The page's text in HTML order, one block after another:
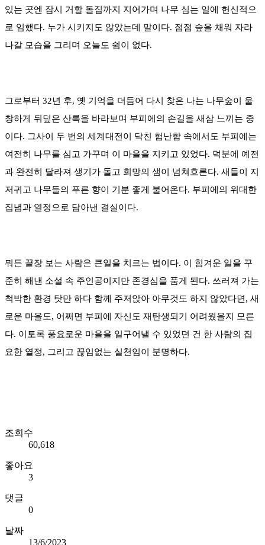
있는 곳엔 잠시 거할 돌집까지 지어가며 나무 심는 일에 헌신적으
로 임했다. 누가 시키지도 않았는데 말이다. 점점 숲을 채워 자라
나갈 모습을 그리며 오늘도 쉼이 없다.
그로부터 32년 후, 옛 기억을 더듬어 다시 찾은 나는 나무숲이 울
창하게 뒤덮은 산록을 바라보며 부피에의 손길을 새삼 느끼는 중
이다. 그사이 두 번의 세계대전이 닥친 험난함 속에서도 부피에는
여전히 나무를 심고 가꾸며 이 마을을 지키고 있었다. 덕분에 예전
과 완전히 달라져 생기가 돌고 희망의 샘이 넘쳐흐른다. 새들이 지
저귀고 나무들의 푸른 향이 기분 좋게 불어온다. 부피에의 위대한
집념과 열정으로 담아낸 결실이다.
뭐든 끝장 보는 사람은 큰일을 치르는 법이다. 이 힘겨운 일을 꾸
준히 해낸 소설 속 주인공이지만 존경심을 품게 된다. 쓰러져 가는
척박한 환경 탓만 하다 함께 주저앉아 아무것도 하지 않았다면, 새
로운 마을도, 어쩌면 부피에 자신도 재탄생되기 어려웠을지 모른
다. 이토록 풍요로운 마을을 일구어낼 수 있었던 건 한 사람의 집
요한 열정, 그리고 끊임없는 실천임이 분명하다.
조회수
60,618
좋아요
3
댓글
0
날짜
13/6/2023